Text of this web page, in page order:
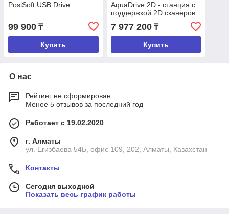
PosiSoft USB Drive
99 900 ₸
Купить
AquaDrive 2D - станция с
поддержкой 2D сканеров
7 977 200₸
Купить
О нас
Рейтинг не сформирован
Менее 5 отзывов за последний год
Работает с 19.02.2020
г. Алматы
ул. Егизбаева 54Б, офис 109, 202, Алматы, Казахстан
Контакты
Сегодня выходной
Показать весь график работы